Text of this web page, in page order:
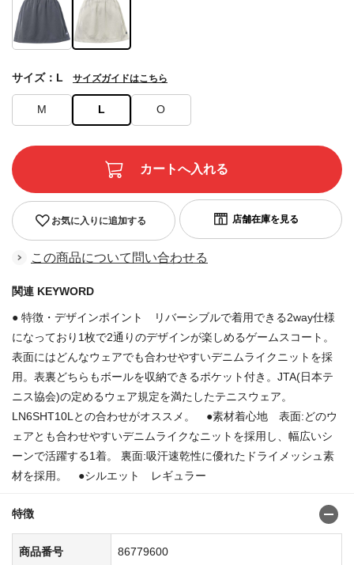
M L O
サイズ：L サイズガイドはこちら
お気に入りに追加する
この商品について問い合わせる
関連 KEYWORD
● 特徴・デザインポイント リバーシブルで着用できる2way仕様
になっており1枚で2通りのデザインが楽しめるゲームスコート。
表面にはどんなウェアでも合わせやすいデニムライクニットを採
用。表裏どちらもボールを収納できるポケット付き。JTA(日本テ
ニス協会)の定めるウェア規定を満たしたテニスウェア。
LN6SHT10Lとの合わせがオススメ。 ●素材着心地 表面:どのウ
ェアとも合わせやすいデニムライクなニットを採用し、幅広いシ
ーンで活躍する1着。 裏面:吸汗速乾性に優れたドライメッシュ素
材を採用。 ●シルエット レギュラー
特徴
商品番号 86779600